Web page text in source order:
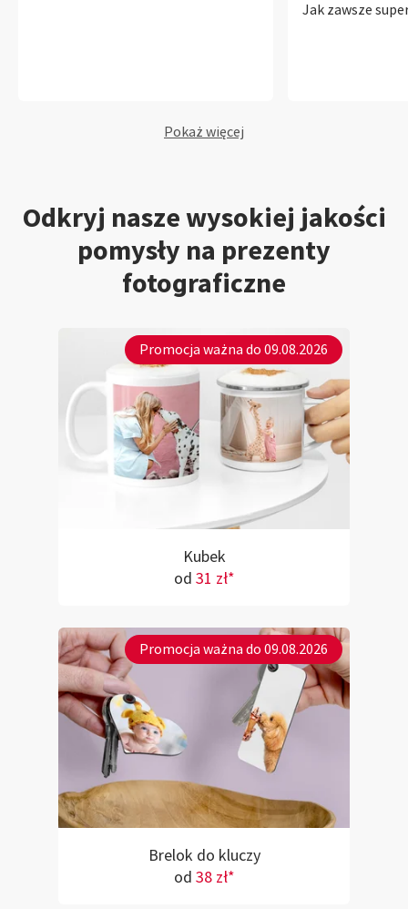
Jak zawsze
Pokaż więcej
Odkryj nasze wysokiej jakości
pomysły na prezenty
fotograficzne
Promocja ważna do 09.08.2026
Kubek
od 31 zł*
Promocja ważna do 09.08.2026
Brelok do kluczy
od 38 zł*